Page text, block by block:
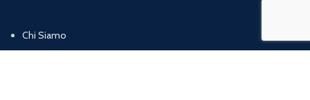
Chi Siamo